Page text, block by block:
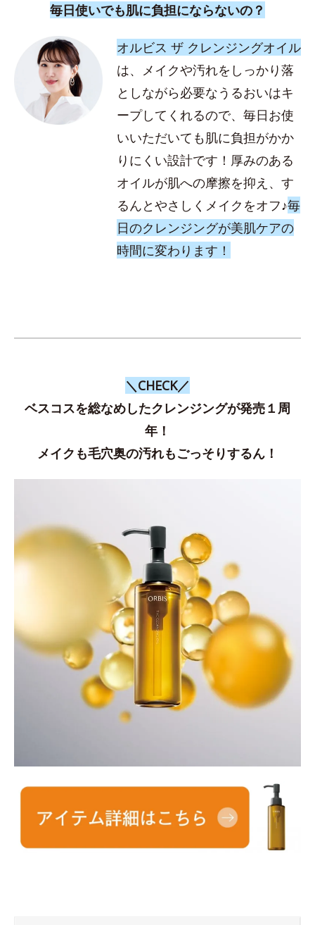
毎日使いでも肌に負担にならないの？
オルビス ザ クレンジングオイル
は、メイクや汚れをしっかり落
としながら必要なうるおいはキ
ープしてくれるので、毎日お使
いいただいても肌に負担がかか
りにくい設計です！厚みのある
オイルが肌への摩擦を抑え、す
るんとやさしくメイクをオフ♪毎
日のクレンジングが美肌ケアの
時間に変わります！
＼CHECK／
ベスコスを総なめしたクレンジングが発売１周
年！
メイクも毛穴奥の汚れもごっそりするん！